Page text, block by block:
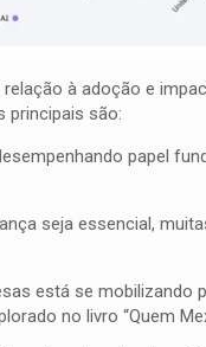
à adoção e
principais são:
papel
seja essencial,
está se mobilizando
no livro “Quem